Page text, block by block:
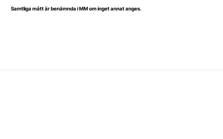
Samtliga mått är benämnda i MM om inget annat anges.